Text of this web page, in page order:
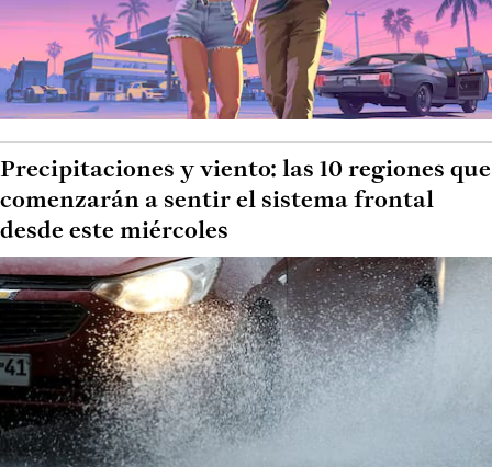
Precipitaciones y viento: las 10 regiones que
comenzarán a sentir el sistema frontal
desde este miércoles